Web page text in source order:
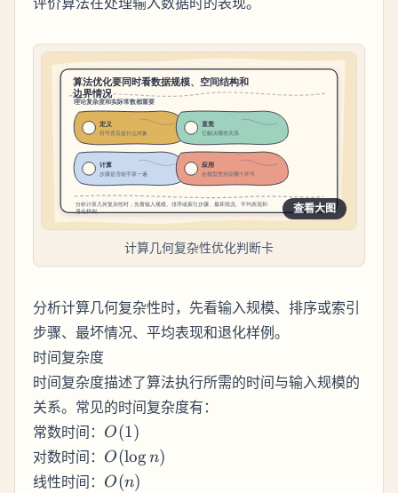
查看大图
计算几何复杂性优化判断卡
分析计算几何复杂性时，先看输入规模、排序或索引
步骤、最坏情况、平均表现和退化样例。
时间复杂度
时间复杂度描述了算法执行所需的时间与输入规模的
关系。常见的时间复杂度有：
常数时间： O(1)
O(1)
对数时间： O(\log
n)
O(logn)
线性时间： O(n)
O(n)